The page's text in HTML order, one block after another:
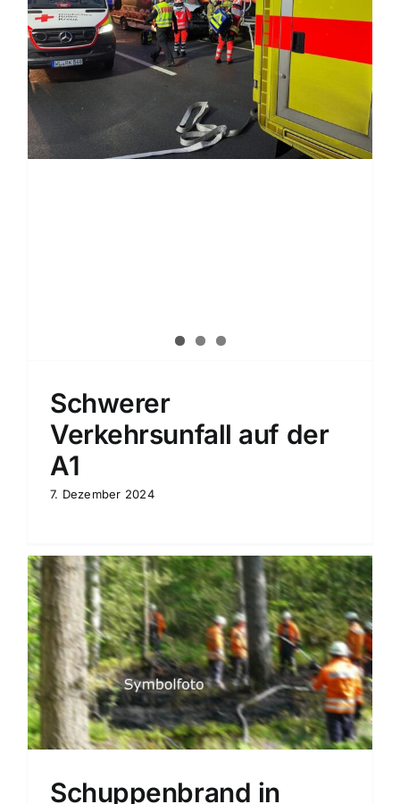
Schwerer
Verkehrsunfall auf der
A1
7. Dezember 2024
Schuppenbrand in